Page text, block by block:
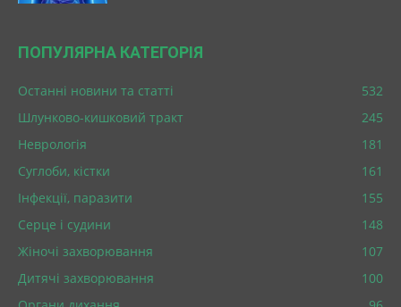
ПОПУЛЯРНА КАТЕГОРІЯ
Останні новини та статті
532
Шлунково-кишковий тракт
245
Неврологія
181
Суглоби, кістки
161
Інфекції, паразити
155
Серце і судини
148
Жіночі захворювання
107
Дитячі захворювання
100